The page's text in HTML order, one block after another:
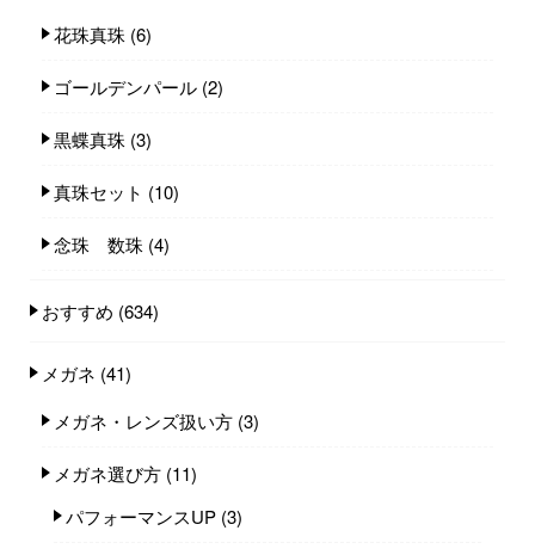
花珠真珠 (6)
ゴールデンパール (2)
黒蝶真珠 (3)
真珠セット (10)
念珠 数珠 (4)
おすすめ (634)
メガネ (41)
メガネ・レンズ扱い方 (3)
メガネ選び方 (11)
パフォーマンスUP (3)